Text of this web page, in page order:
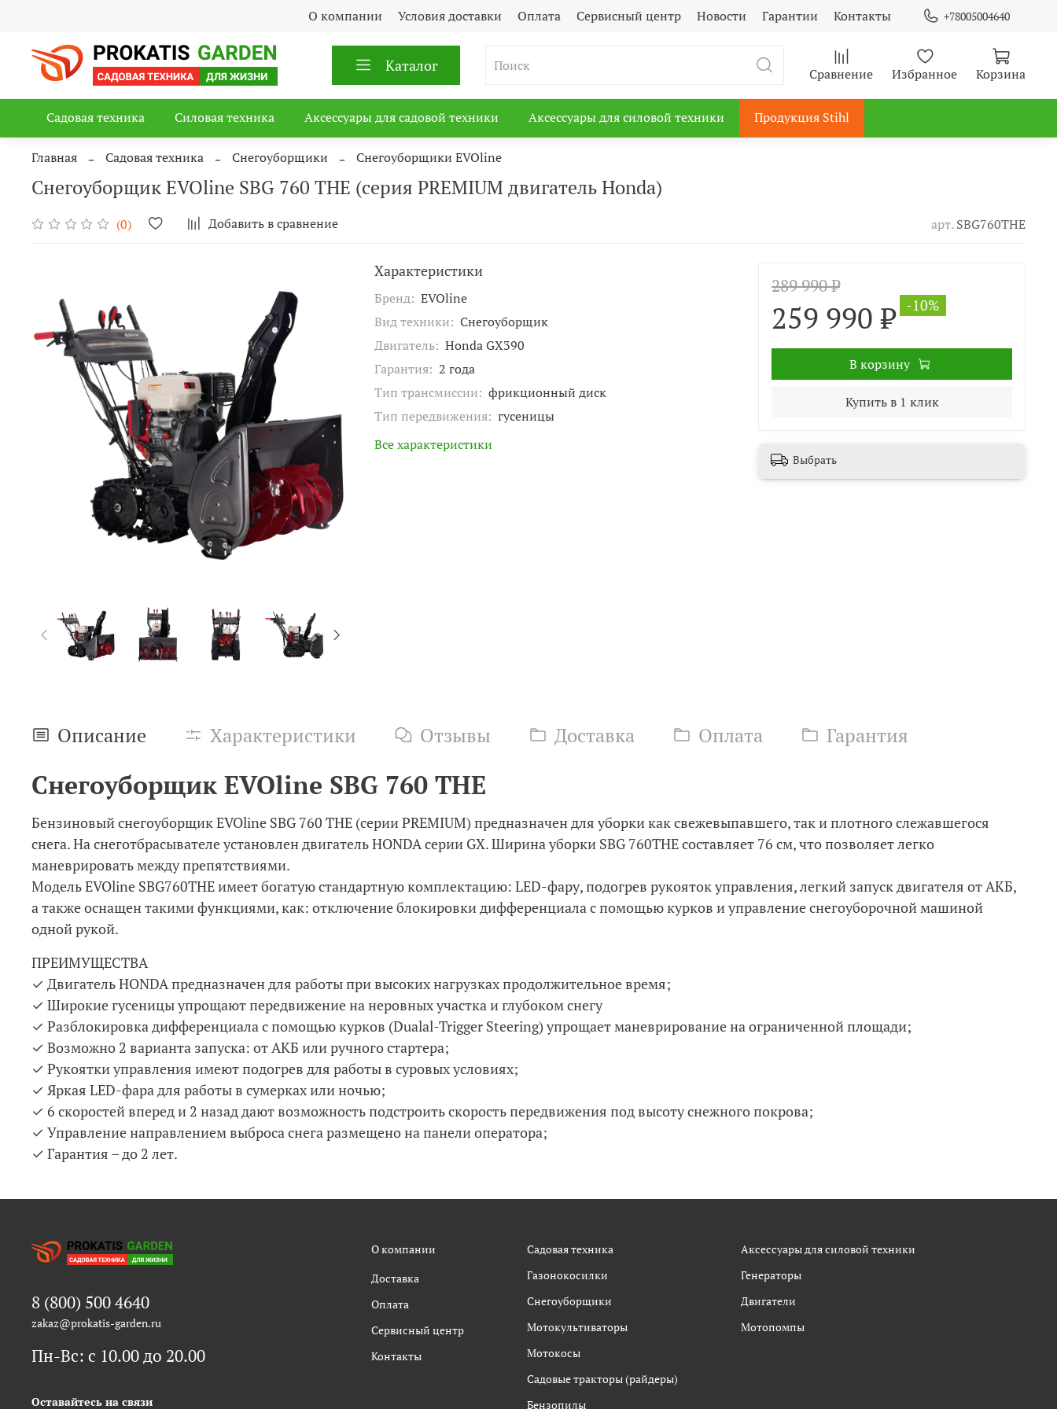
О компании Условия доставки Оплата Сервисный центр Новости Гарантии Контакты +78005004640
Каталог Сравнение Избранное Корзина
Садовая техника Силовая техника Аксессуары для садовой техники Аксессуары для силовой техники Продукция Stihl
Главная Садовая техника Снегоуборщики Снегоуборщики EVOline
Снегоуборщик EVOline SBG 760 THE (серия PREMIUM двигатель Honda)
(0) Добавить в сравнение арт. SBG760THE
Характеристики
Бренд: EVOline
Вид техники: Снегоуборщик
Двигатель: Honda GX390
Гарантия: 2 года
Тип трансмиссии: фрикционный диск
Тип передвижения: гусеницы
Все характеристики
289 990 ₽
259 990 ₽ -10%
В корзину
Купить в 1 клик
Выбрать
Описание Характеристики Отзывы Доставка Оплата Гарантия
Снегоуборщик EVOline SBG 760 THE
Бензиновый снегоуборщик EVOline SBG 760 THE (серии PREMIUM) предназначен для уборки как свежевыпавшего, так и плотного слежавшегося
снега. На снеготбрасывателе установлен двигатель HONDA серии GX. Ширина уборки SBG 760THE составляет 76 см, что позволяет легко
маневрировать между препятствиями.
Модель EVOline SBG760THE имеет богатую стандартную комплектацию: LED-фару, подогрев рукояток управления, легкий запуск двигателя от АКБ,
а также оснащен такими функциями, как: отключение блокировки дифференциала с помощью курков и управление снегоуборочной машиной
одной рукой.
ПРЕИМУЩЕСТВА
✓ Двигатель HONDA предназначен для работы при высоких нагрузках продолжительное время;
✓ Широкие гусеницы упрощают передвижение на неровных участка и глубоком снегу
✓ Разблокировка дифференциала с помощью курков (Dualal-Trigger Steering) упрощает маневрирование на ограниченной площади;
✓ Возможно 2 варианта запуска: от АКБ или ручного стартера;
✓ Рукоятки управления имеют подогрев для работы в суровых условиях;
✓ Яркая LED-фара для работы в сумерках или ночью;
✓ 6 скоростей вперед и 2 назад дают возможность подстроить скорость передвижения под высоту снежного покрова;
✓ Управление направлением выброса снега размещено на панели оператора;
✓ Гарантия – до 2 лет.
О компании
Доставка
Оплата
Сервисный центр
Контакты
Садовая техника
Газонокосилки
Снегоуборщики
Мотокультиваторы
Мотокосы
Садовые тракторы (райдеры)
Бензопилы
Аксессуары для силовой техники
Генераторы
Двигатели
Мотопомпы
8 (800) 500 4640
zakaz@prokatis-garden.ru
Пн-Вс: с 10.00 до 20.00
Оставайтесь на связи